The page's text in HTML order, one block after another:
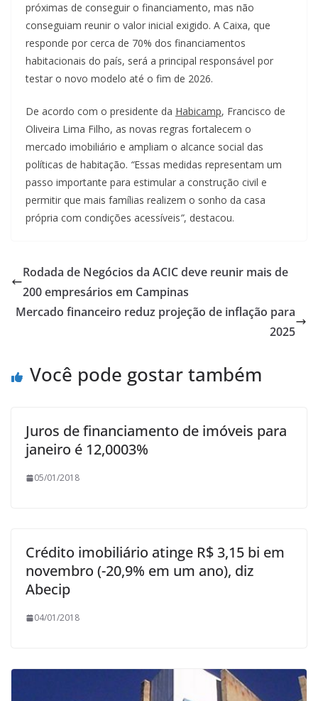
próximas de conseguir o financiamento, mas não
conseguiam reunir o valor inicial exigido. A Caixa, que
responde por cerca de 70% dos financiamentos
habitacionais do país, será a principal responsável por
testar o novo modelo até o fim de 2026.
De acordo com o presidente da Habicamp, Francisco de
Oliveira Lima Filho, as novas regras fortalecem o
mercado imobiliário e ampliam o alcance social das
políticas de habitação. “Essas medidas representam um
passo importante para estimular a construção civil e
permitir que mais famílias realizem o sonho da casa
própria com condições acessíveis”, destacou.
Rodada de Negócios da ACIC deve reunir mais de
200 empresários em Campinas
Mercado financeiro reduz projeção de inflação para
2025
Você pode gostar também
Juros de financiamento de imóveis para
janeiro é 12,0003%
05/01/2018
Crédito imobiliário atinge R$ 3,15 bi em
novembro (-20,9% em um ano), diz
Abecip
04/01/2018